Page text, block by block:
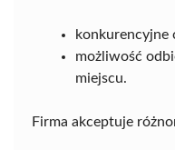
konkurencyjne
możliwość
miejscu.
Firma akceptuje